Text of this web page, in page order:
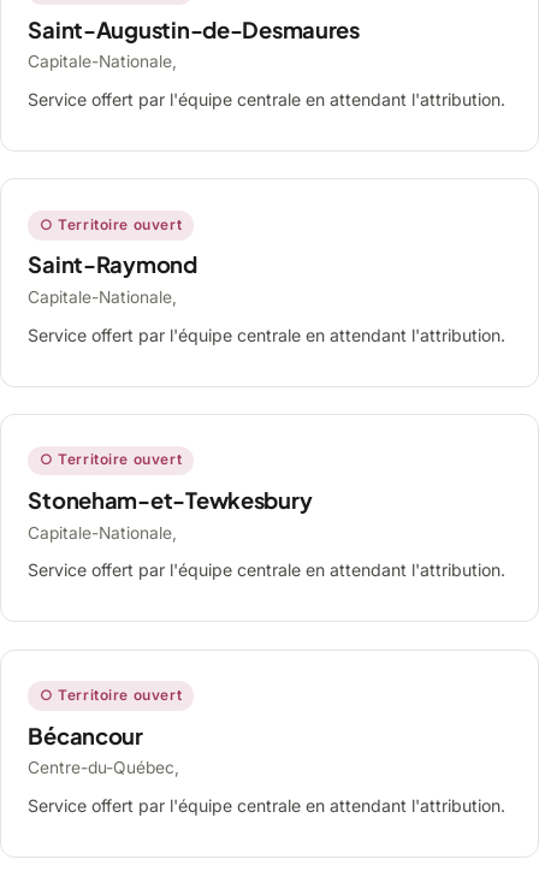
Saint-Augustin-de-Desmaures
Capitale-Nationale,
Service offert par l'équipe centrale en attendant l'attribution.
○ Territoire ouvert
Saint-Raymond
Capitale-Nationale,
Service offert par l'équipe centrale en attendant l'attribution.
○ Territoire ouvert
Stoneham-et-Tewkesbury
Capitale-Nationale,
Service offert par l'équipe centrale en attendant l'attribution.
○ Territoire ouvert
Bécancour
Centre-du-Québec,
Service offert par l'équipe centrale en attendant l'attribution.